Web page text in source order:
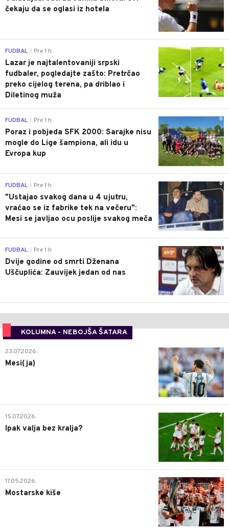
čekaju da se oglasi iz hotela
0
FUDBAL Pre 1 h
Lazar je najtalentovaniji srpski
fudbaler, pogledajte zašto: Pretrčao
preko cijelog terena, pa driblao i
Diletinog muža
0
FUDBAL Pre 1 h
Poraz i pobjeda SFK 2000: Sarajke nisu
mogle do Lige šampiona, ali idu u
Evropa kup
0
FUDBAL Pre 1 h
"Ustajao svakog dana u 4 ujutru,
vraćao se iz fabrike tek na večeru":
Mesi se javljao ocu poslije svakog meča
1
FUDBAL Pre 1 h
Dvije godine od smrti Dženana
Uščuplića: Zauvijek jedan od nas
KOLUMNA - NEBOJŠA ŠATARA
0
23.07.2026.
Mesi(ja)
2
15.07.2026.
Ipak valja bez kralja?
0
17.05.2026.
Mostarske kiše